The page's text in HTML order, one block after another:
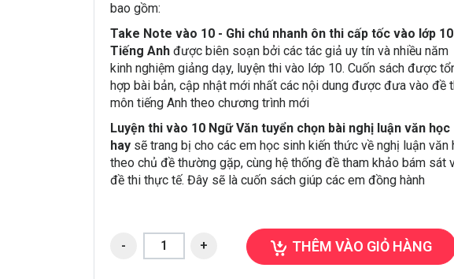
bao gồm:
Take Note vào 10 - Ghi chú nhanh ôn thi cấp tốc vào lớp 10
Tiếng Anh được biên soạn bởi các tác giả uy tín và nhiều năm
kinh nghiệm giảng dạy, luyện thi vào lớp 10. Cuốn sách được
hợp bài bản, cập nhật mới nhất các nội dung được đưa vào đề
môn tiếng Anh theo chương trình mới
Luyện thi vào 10 Ngữ Văn tuyển chọn bài nghị luận văn học
hay sẽ trang bị cho các em học sinh kiến thức về nghị luận văn
theo chủ đề thường gặp, cùng hệ thống đề tham khảo bám sát
đề thi thực tế. Đây sẽ là cuốn sách giúp các em đồng hành
THÊM VÀO GIỎ HÀNG